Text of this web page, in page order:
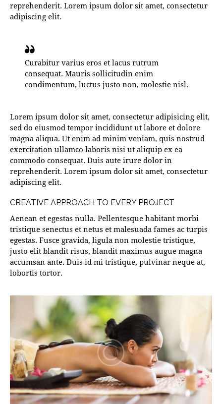
reprehenderit. Lorem ipsum dolor sit amet, consectetur
adipiscing elit.
Curabitur varius eros et lacus rutrum
consequat. Mauris sollicitudin enim
condimentum, luctus justo non, molestie nisl.
Lorem ipsum dolor sit amet, consectetur adipisicing elit,
sed do eiusmod tempor incididunt ut labore et dolore
magna aliqua. Ut enim ad minim veniam, quis nostrud
exercitation ullamco laboris nisi ut aliquip ex ea
commodo consequat. Duis aute irure dolor in
reprehenderit. Lorem ipsum dolor sit amet, consectetur
adipiscing elit.
CREATIVE APPROACH TO EVERY PROJECT
Aenean et egestas nulla. Pellentesque habitant morbi
tristique senectus et netus et malesuada fames ac turpis
egestas. Fusce gravida, ligula non molestie tristique,
justo elit blandit risus, blandit maximus augue magna
accumsan ante. Duis id mi tristique, pulvinar neque at,
lobortis tortor.